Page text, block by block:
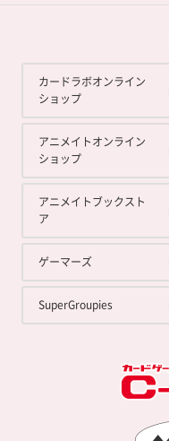
カードラボオンライン
ショップ
アニメイトオンライン
ショップ
アニメイトブックスト
ア
ゲーマーズ
SuperGroupies